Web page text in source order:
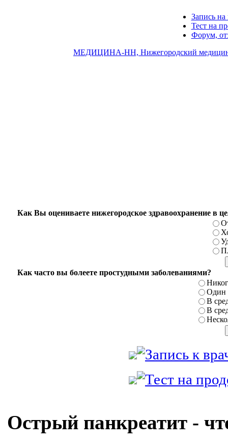
Запись на
Тест на
Форум,
МЕДИЦИНА-НН, Нижегородский
Как Вы оцениваете нижегородское здравоохранение в
Как часто вы болеете простудными заболеваниями?
Один
В
В
Острый панкреатит -